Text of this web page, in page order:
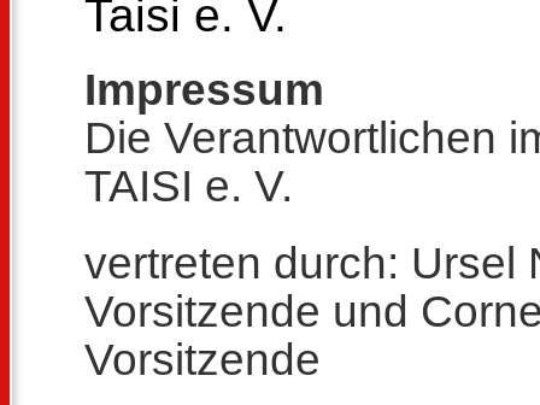
Taisi e. V.
Impressum
Die Verantwortlichen
TAISI e. V.
vertreten durch: Ursel
Vorsitzende und
Vorsitzende